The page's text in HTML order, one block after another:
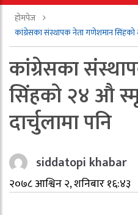
होमपेज
कांग्रेसका संस्थापक नेता गणेशमान सिंहको
कांग्रेसका
सिंहको २४ औ
दार्चुलामा पनि
siddatopi khabar
२०७८ आश्विन २, शनिबार १६:४३